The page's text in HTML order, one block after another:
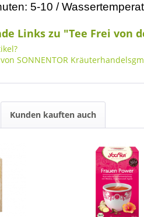
5-10 /
Links zu "Tee Frei von
SONNENTOR
Kunden kauften auch